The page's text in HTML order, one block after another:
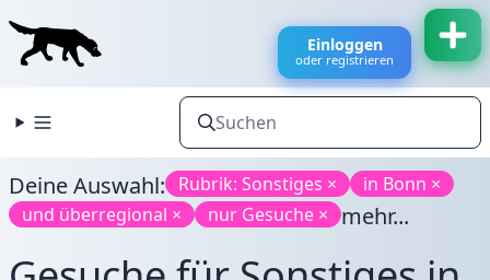
Einloggen
oder registrieren
Deine Auswahl: Rubrik: Sonstiges ×
in Bonn ×
und überregional ×
nur Gesuche × mehr...